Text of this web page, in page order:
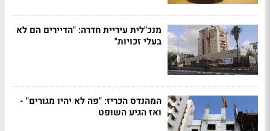
מנכ"לית עיריית חדרה: "הדיירים הם לא
בעלי זכויות"
המהנדס הכריז: "פה לא יהיו מגורים" -
ואז הגיע השופט